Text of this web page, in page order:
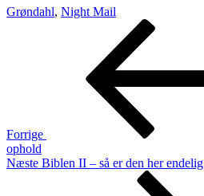
Grøndahl, Night Mail
Indlægsnavigation
Forrige
ophold
Næste
Næste Biblen II – så er den her endelig